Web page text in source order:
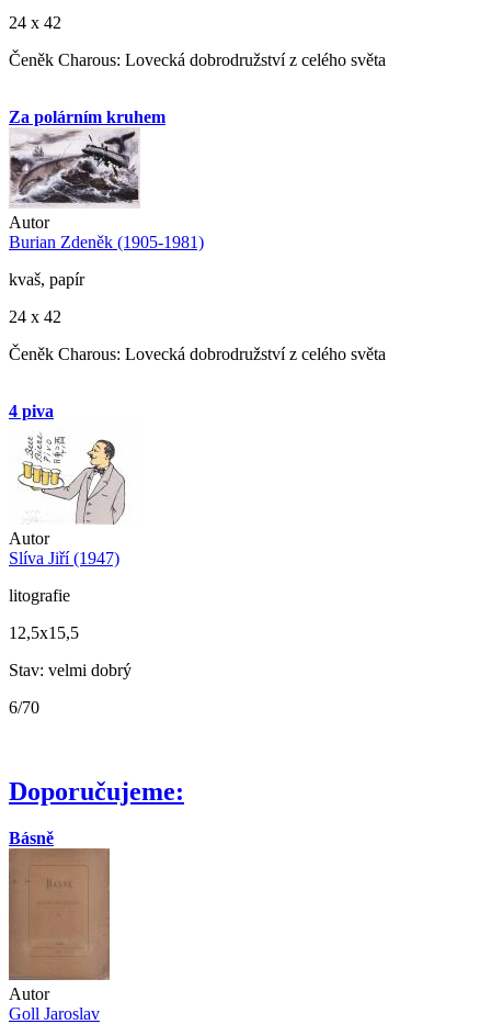
24 x 42
Čeněk Charous: Lovecká dobrodružství z celého světa
Za polárním kruhem
Autor
Burian Zdeněk (1905-1981)
kvaš, papír
24 x 42
Čeněk Charous: Lovecká dobrodružství z celého světa
4 piva
Autor
Slíva Jiří (1947)
litografie
12,5x15,5
Stav: velmi dobrý
6/70
Doporučujeme:
Básně
Autor
Goll Jaroslav